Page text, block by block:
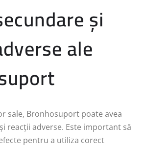
și
ale
sale, Bronhosuport poate avea
reacții adverse. Este important să
pentru a utiliza corect